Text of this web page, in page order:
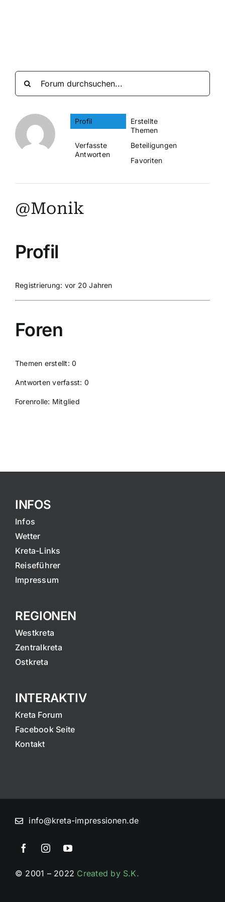
Profil
Erstellte
Themen
Verfasste
Antworten
Beteiligungen
Favoriten
@Monik
Profil
Registrierung: vor 20 Jahren
Foren
Themen erstellt: 0
Antworten verfasst: 0
Forenrolle: Mitglied
INFOS
Infos
Wetter
Kreta-Links
Reiseführer
Impressum
REGIONEN
Westkreta
Zentralkreta
Ostkreta
INTERAKTIV
Kreta Forum
Facebook Seite
Kontakt
info@kreta-impressionen.de
© 2001 – 2022 Created by S.K.